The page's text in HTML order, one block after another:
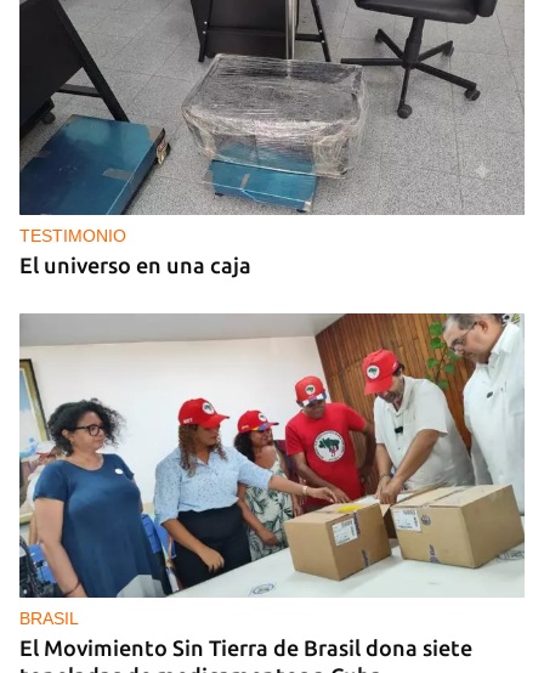
TESTIMONIO
El universo en una caja
BRASIL
El Movimiento Sin Tierra de Brasil dona siete